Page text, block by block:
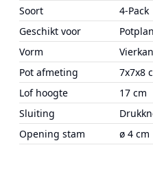
Soort
4-Pack
Geschikt voor
Vorm
Pot afmeting
7x7x8
Lof hoogte
17 cm
Sluiting
Opening stam
ø 4 cm